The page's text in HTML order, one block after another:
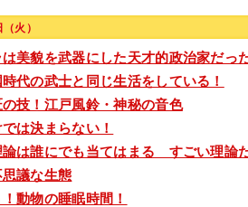
火）
美貌を武器にした天才的政治家だっ
代の武士と同じ生活をしている！
技！江戸風鈴・神秘の音色
は決まらない！
論は誰にでも当てはまる すごい理論
議な生態
動物の睡眠時間！